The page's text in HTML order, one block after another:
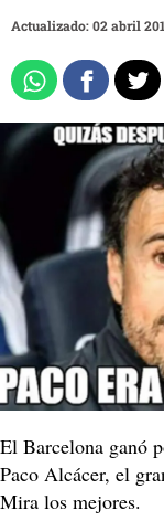
Actualizado: 02 abril
El Barcelona ganó
Paco Alcácer, el
Mira los mejores.